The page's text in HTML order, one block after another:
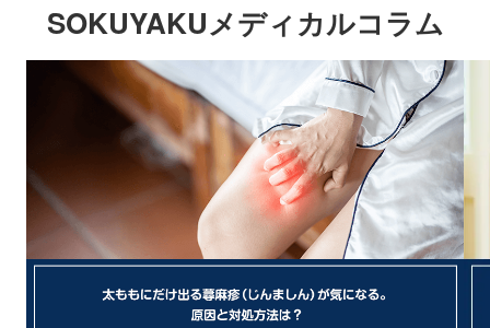
SOKUYAKUメディカルコラム